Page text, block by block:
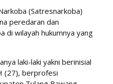
(Satresnarkoba)
peredaran dan
di wilayah hukumnya yang
laki-laki yakni berinisial
(27), berprofesi